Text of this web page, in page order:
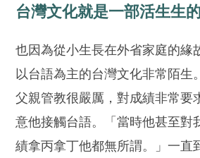
台灣文化就是一部活生生
也因為從小生長在外省家庭的緣
以台語為主的台灣文化非常陌生
父親管教很嚴厲，對成績非常要
意他接觸台語。「當時他甚至對
績拿丙拿丁他都無所謂。」一直